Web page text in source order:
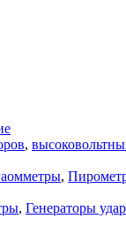
,
,
, Генераторы